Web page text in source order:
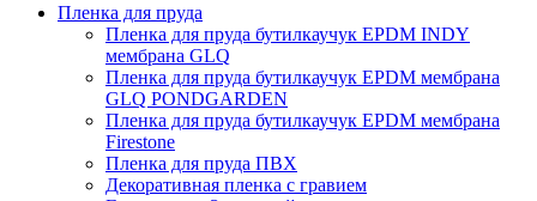
Пленка для пруда
Пленка для пруда бутилкаучук EPDM INDY
мембрана GLQ
Пленка для пруда бутилкаучук EPDM мембрана
GLQ PONDGARDEN
Пленка для пруда бутилкаучук EPDM мембрана
Firestone
Пленка для пруда ПВХ
Декоративная пленка с гравием